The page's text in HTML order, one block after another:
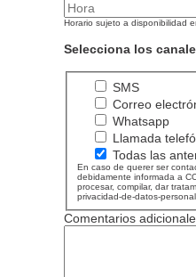
Horario sujeto a disponibilidad
Selecciona los
SMS
Correo
Whatsapp
Llamada
Todas las
En caso de querer ser contactado por
debidamente informada a
procesar, compilar, dar
privacidad-de-datos-
Comentarios